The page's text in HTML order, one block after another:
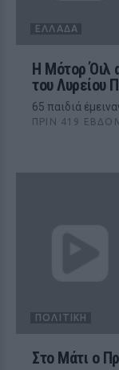
ΕΛΛΆΔΑ
Η Μότορ Όιλ
του Λυρείου
65 παιδιά
ΠΡΙΝ 419
ΠΟΛΙΤΙΚΉ
Στο Μάτι ο